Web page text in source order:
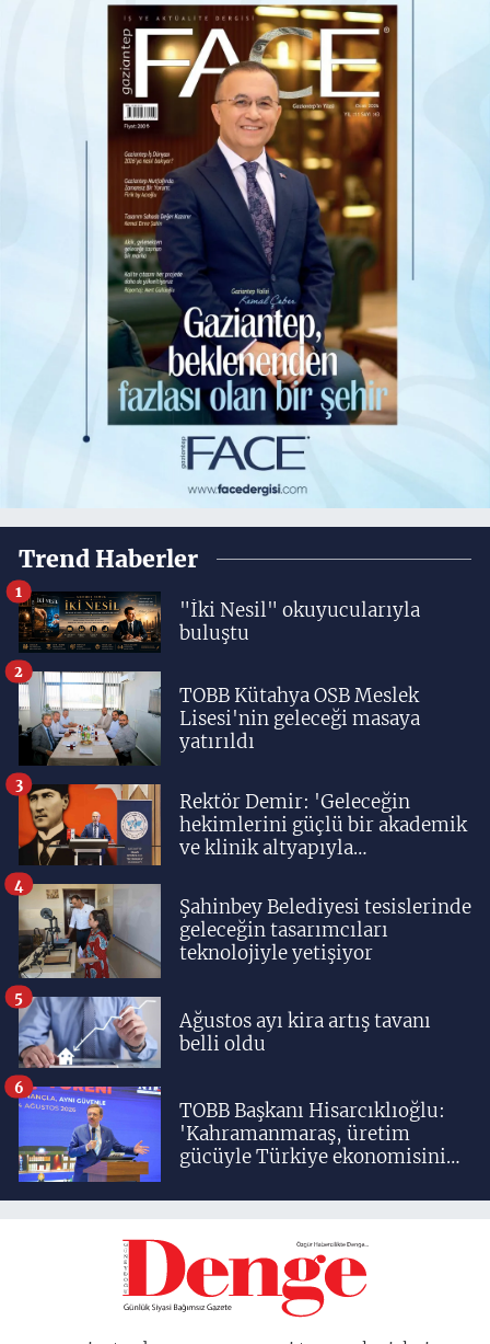
Trend Haberler
"İki Nesil" okuyucularıyla
buluştu
1
TOBB Kütahya OSB Meslek
Lisesi'nin geleceği masaya
yatırıldı
2
Rektör Demir: 'Geleceğin
hekimlerini güçlü bir akademik
ve klinik altyapıyla
3
Şahinbey Belediyesi tesislerinde
geleceğin tasarımcıları
teknolojiyle yetişiyor
4
Ağustos ayı kira artış tavanı
belli oldu
5
TOBB Başkanı Hisarcıklıoğlu:
'Kahramanmaraş, üretim
gücüyle Türkiye ekonomisinin
birisidir'
6